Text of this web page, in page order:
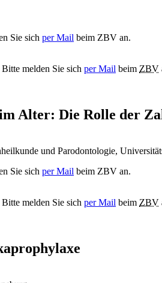
Sie sich per Mail beim ZBV an.
melden Sie sich per Mail beim ZBV
Alter: Die Rolle der
und Parodontologie,
Sie sich per Mail beim ZBV an.
melden Sie sich per Mail beim ZBV